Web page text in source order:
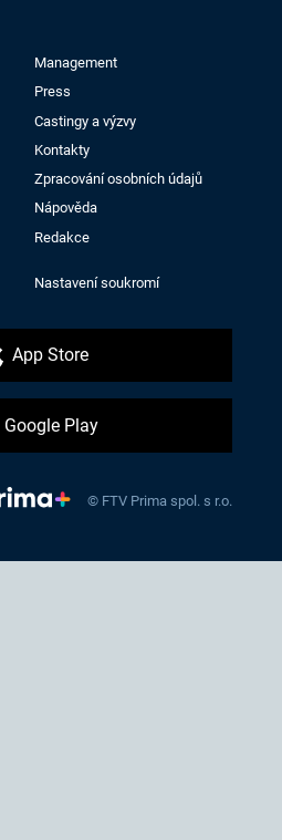
Management
Press
Castingy a výzvy
Kontakty
Zpracování osobních údajů
Nápověda
Redakce
Nastavení soukromí
App Store
Google Play
© FTV Prima spol. s r.o.